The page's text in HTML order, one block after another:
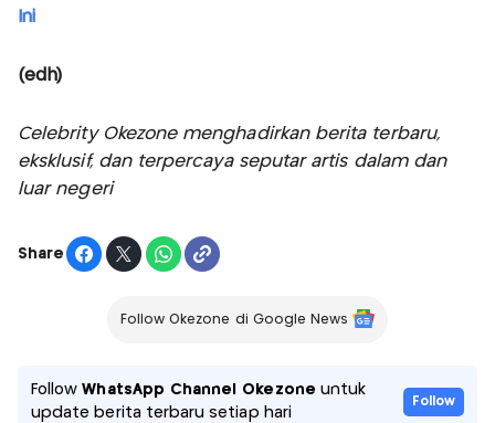
Ini
(edh)
Celebrity Okezone menghadirkan berita terbaru,
eksklusif, dan terpercaya seputar artis dalam dan
luar negeri
Share
Follow Okezone di Google News
FollowWhatsApp Channel Okezone untuk
update berita terbaru setiap hari
Follow